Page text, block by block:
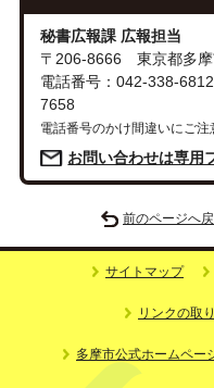
秘書広報課 広報担当
〒206-8666 東京都多摩
電話番号：042-338-
7658
電話番号のかけ間違いにご注
お問い合わせは専用
前のページへ
サイトマップ
リンクの取
多摩市公式ホームペー